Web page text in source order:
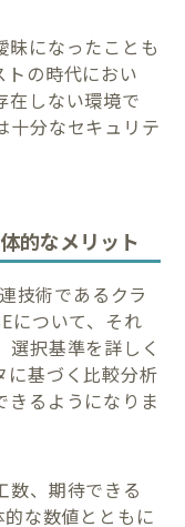
昧になったことも
トの時代におい
在しない環境で
十分なセキュリテ
的なメリット
技術であるクラ
について、それ
択基準を詳しく
に基づく比較分析
きるようになりま
数、期待できる
な数値とともに